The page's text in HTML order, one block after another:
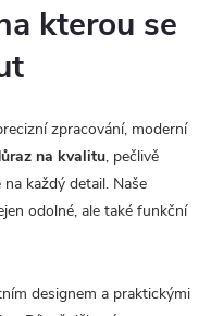
kterou se
zpracování, moderní
na kvalitu, pečlivě
každý detail. Naše
odolné, ale také funkční
designem a praktickými